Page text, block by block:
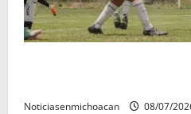
Noticiasenmichoacan 08/07/